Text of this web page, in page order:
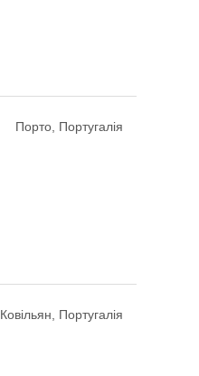
Порто, Португалія
Ковільян, Португалія